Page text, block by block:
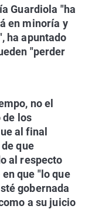
Guardiola "ha
en minoría y
ha apuntado
"perder
no el
los
al final
que
al respecto
que "lo que
gobernada
a su juicio